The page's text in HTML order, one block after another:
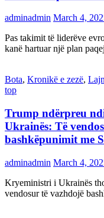
adminadmin March 4,
Pas takimit të liderëve
kanë hartuar një plan
Bota, Kronikë e zezë,
top
Trump ndërpreu
Ukrainës: Të
bashkëpunimit me
adminadmin March 4,
Kryeministri i Ukrainës
vendosur të vazhdojë